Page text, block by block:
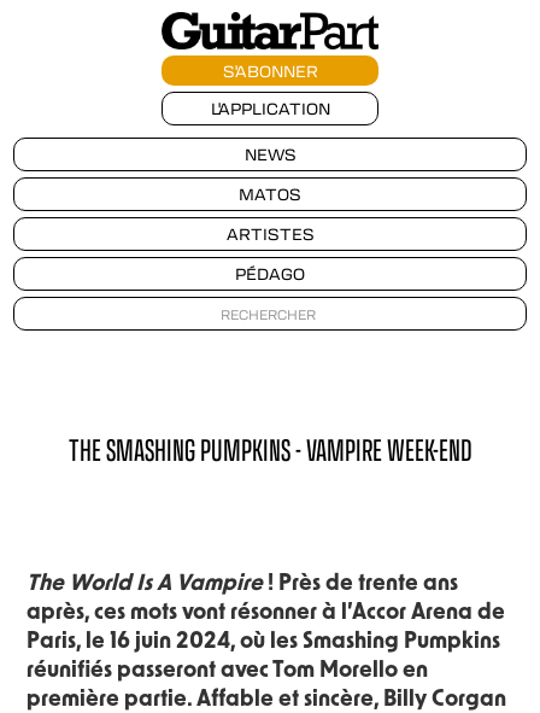
S'ABONNER
L'APPLICATION
NEWS
MATOS
ARTISTES
PÉDAGO
THE SMASHING PUMPKINS - VAMPIRE WEEK-END
The World Is A Vampire! Près de trente ans
après, ces mots vont résonner à l’Accor Arena de
Paris, le 16 juin 2024, où les Smashing Pumpkins
réunifiés passeront avec Tom Morello en
première partie. Affable et sincère, Billy Corgan